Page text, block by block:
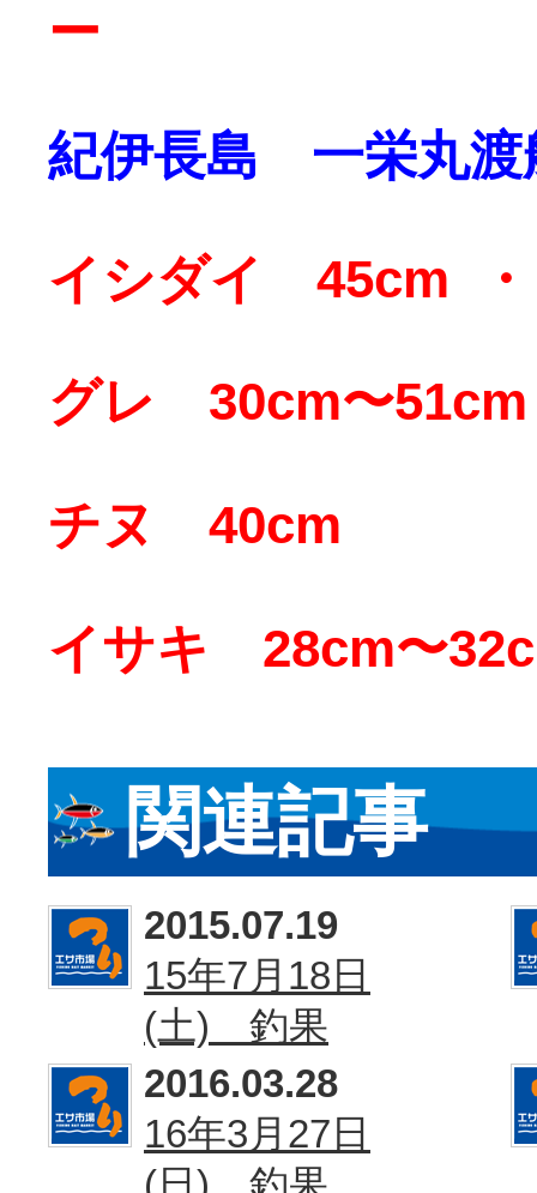
ー
紀伊長島 一栄丸渡
イシダイ 45cm
グレ 30cm〜
チヌ 40cm
イサキ 28cm〜
関連記事
2015.07.19
15年7月18日
(土) 釣果
2016.03.28
16年3月27日
(日) 釣果